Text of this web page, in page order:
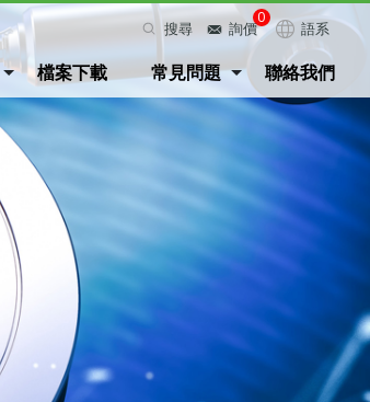
搜尋
0
詢價 語系
檔案下載 常見問題 聯絡我們